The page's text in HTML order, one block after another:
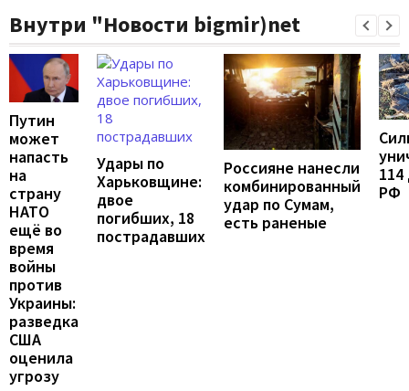
Внутри "Новости bigmir)net
Путин
может
напасть
на
страну
НАТО
ещё во
время
войны
против
Украины:
разведка
США
оценила
угрозу
Удары по
Харьковщине:
двое
погибших, 18
пострадавших
Россияне нанесли
комбинированный
удар по Сумам,
есть раненые
РФ